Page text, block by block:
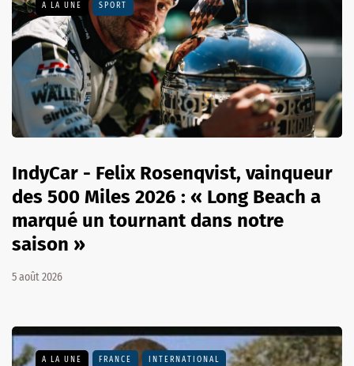
A LA UNE SPORT
IndyCar - Felix Rosenqvist, vainqueur
des 500 Miles 2026 : « Long Beach a
marqué un tournant dans notre
saison »
5 août 2026
A LA UNE FRANCE INTERNATIONAL